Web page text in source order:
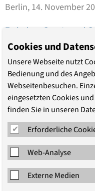
Berlin, 14. November
Zwischen Gesetz und
Suizids für die ärztliche
977.7 KB)
Tagung der
Kooperation mit der
Evangelischen
Berlin, 7. September
Weitere epd
bestellen.
Cookies und
Unsere Webseite nutzt
Bedienung und des
Webseitenbesuchen.
eingesetzten Cookies
finden Sie in unseren
Erforderliche
Web-Analyse
Externe Medien